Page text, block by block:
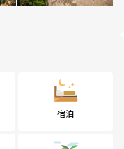
宿泊